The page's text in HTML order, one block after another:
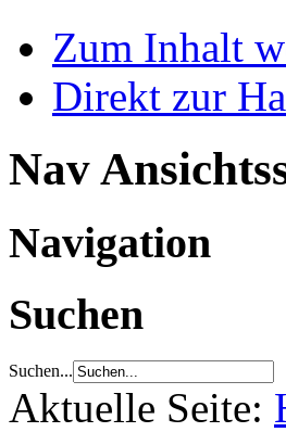
Zum Inhalt
Direkt zur
Nav
Navigation
Suchen
Suchen...
Aktuelle Seite: